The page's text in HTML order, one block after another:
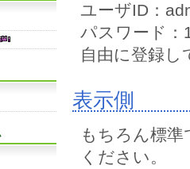
ユーザID：
パスワード：
自由に登録
表示側
もちろん標
ください。